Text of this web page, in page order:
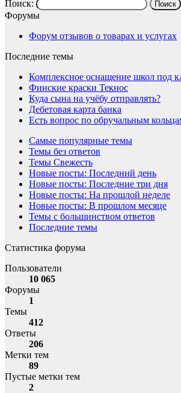
Поиск:
Форумы
Форум отзывов о товарах и услугах
Последние темы
Комплексное оснащение школ под
Финские краски Текнос
Куда сына на учёбу отправлять?
Дебетовая карта банка
Есть вопрос по обручальным
Самые популярные темы
Темы без ответов
Темы Свежесть
Новые посты: Последний день
Новые посты: Последние три дня
Новые посты: На прошлой неделе
Новые посты: В прошлом месяце
Темы с большинством ответов
Последние темы
Статистика форума
Пользователи
10 065
Форумы
1
Темы
412
Ответы
206
Метки тем
89
Пустые метки тем
2